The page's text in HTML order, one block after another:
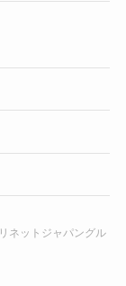
リネットジャパングル